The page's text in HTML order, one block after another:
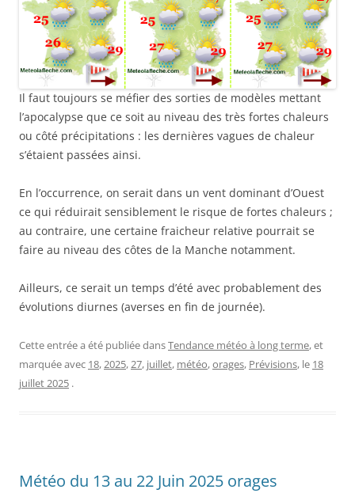
Il faut toujours se méfier des sorties de modèles mettant
l’apocalypse que ce soit au niveau des très fortes chaleurs
ou côté précipitations : les dernières vagues de chaleur
s’étaient passées ainsi.
En l’occurrence, on serait dans un vent dominant d’Ouest
ce qui réduirait sensiblement le risque de fortes chaleurs ;
au contraire, une certaine fraicheur relative pourrait se
faire au niveau des côtes de la Manche notamment.
Ailleurs, ce serait un temps d’été avec probablement des
évolutions diurnes (averses en fin de journée).
Cette entrée a été publiée dansTendance météo à long terme, et
marquée avec 18,2025,27, juillet, météo,orages, Prévisions, le 18
juillet 2025 .
Météo du 13 au 22 Juin 2025 orages